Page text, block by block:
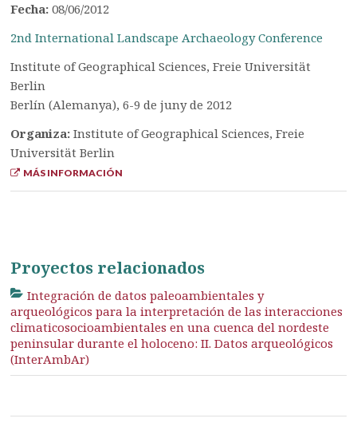
Fecha:08/06/2012
2nd International Landscape Archaeology Conference
Institute of Geographical Sciences, Freie Universität
Berlin
Berlín (Alemanya), 6-9 de juny de 2012
Organiza:Institute of Geographical Sciences, Freie
Universität Berlin
MÁS INFORMACIÓN
Proyectos relacionados
Integración de datos paleoambientales y
arqueológicos para la interpretación de las interacciones
climaticosocioambientales en una cuenca del nordeste
peninsular durante el holoceno: II. Datos arqueológicos
(InterAmbAr)